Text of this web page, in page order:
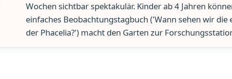
Wochen sichtbar spektakulär. Kinder ab 4 Jahren
einfaches Beobachtungstagbuch ('Wann sehen wir
der Phacelia?') macht den Garten zur